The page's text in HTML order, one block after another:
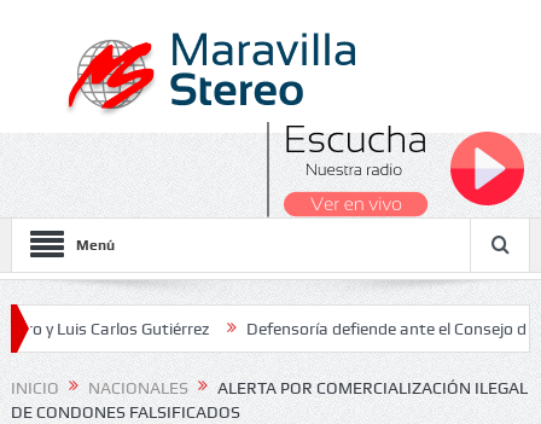
Menú
Carlos Gutiérrez Defensoría defiende ante el Consejo de
2026
INICIO NACIONALES
ALERTA POR COMERCIALIZACIÓN ILEGAL
DE CONDONES FALSIFICADOS